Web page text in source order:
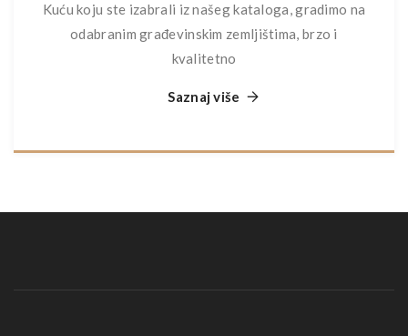
Kuću koju ste izabrali iz našeg kataloga, gradimo na
odabranim građevinskim zemljištima, brzo i
kvalitetno
Saznaj više